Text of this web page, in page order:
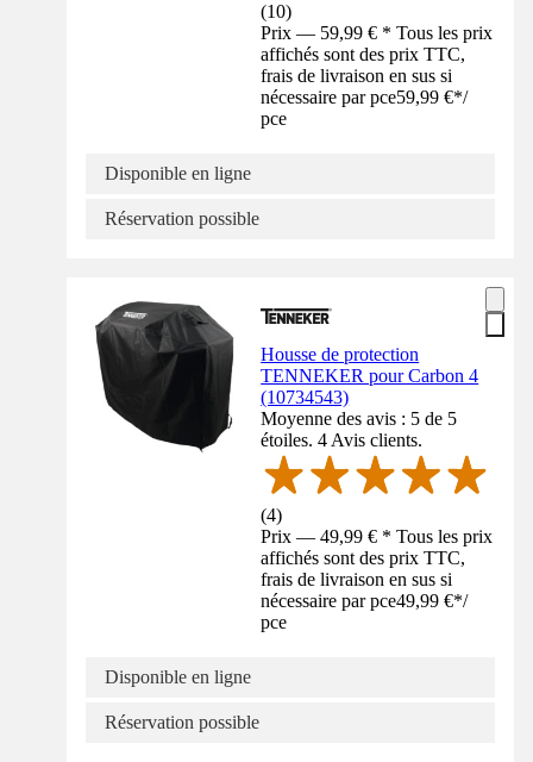
(10)
Prix — 59,99 € * Tous les prix
affichés sont des prix TTC,
frais de livraison en sus si
nécessaire par pce59,99 €*/
pce
Disponible en ligne
Réservation possible
Housse de protection
TENNEKER pour Carbon 4
(10734543)
Moyenne des avis : 5 de 5
étoiles. 4 Avis clients.
(4)
Prix — 49,99 € * Tous les prix
affichés sont des prix TTC,
frais de livraison en sus si
nécessaire par pce49,99 €*/
pce
Disponible en ligne
Réservation possible